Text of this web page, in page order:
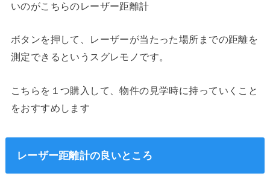
いのがこちらのレーザー距離計
ボタンを押して、レーザーが当たった場所までの距離を
測定できるというスグレモノです。
こちらを１つ購入して、物件の見学時に持っていくこと
をおすすめします
レーザー距離計の良いところ